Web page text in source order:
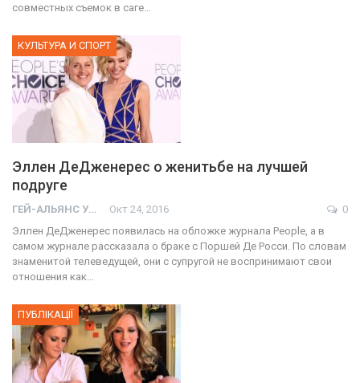
совместных съемок в саге…
КУЛЬТУРА И СПОРТ
Эллен ДеДженерес о женитьбе на лучшей
подруге
ГЕЙ-АЛЬЯНС УКРАИНА Окт 24, 2016
0
Эллен ДеДженерес появилась на обложке журнала People, а в
самом журнале рассказала о браке с Поршей Де Росси. По словам
знаменитой телеведущей, они с супругой не воспринимают свои
отношения как…
ПУБЛІКАЦІЇ